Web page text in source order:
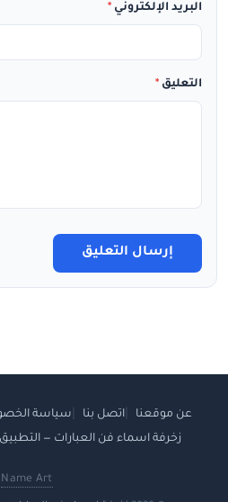
البريد الإلكتروني *
التعليق *
إرسال التعليق
عن موقعنا اتصل بنا سياسة
زخرفة اسماء فن العبارات —
Name Art